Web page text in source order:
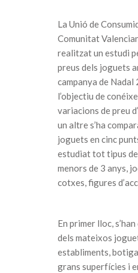
La Unió de
Comunitat
realitzat un estudi
preus dels joguets
campanya de
l’objectiu de
variacions de preu
un altre s’ha
joguets en cinc
estudiat tot tipus
menors de 3 anys,
cotxes, figures
En primer lloc,
dels mateixos
establiments,
grans superfícies i